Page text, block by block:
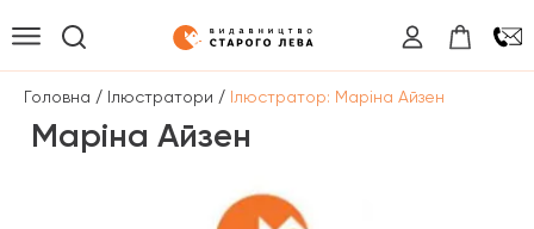
Головна / Ілюстратори / Ілюстратор: Маріна Айзен
Маріна Айзен